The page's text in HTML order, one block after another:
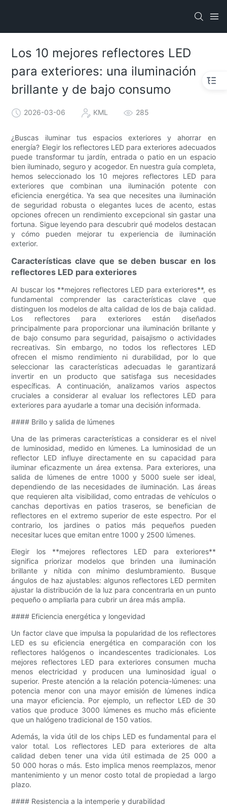
Los 10 mejores reflectores LED
para exteriores: una iluminación
brillante y de bajo consumo
2026-03-06 KML 285
¿Buscas iluminar tus espacios exteriores y ahorrar en
energía? Elegir los reflectores LED para exteriores adecuados
puede transformar tu jardín, entrada o patio en un espacio
bien iluminado, seguro y acogedor. En nuestra guía completa,
hemos seleccionado los 10 mejores reflectores LED para
exteriores que combinan una iluminación potente con
eficiencia energética. Ya sea que necesites una iluminación
de seguridad robusta o elegantes luces de acento, estas
opciones ofrecen un rendimiento excepcional sin gastar una
fortuna. Sigue leyendo para descubrir qué modelos destacan
y cómo pueden mejorar tu experiencia de iluminación
exterior.
Características clave que se deben buscar en los
reflectores LED para exteriores
Al buscar los **mejores reflectores LED para exteriores**, es
fundamental comprender las características clave que
distinguen los modelos de alta calidad de los de baja calidad.
Los reflectores para exteriores están diseñados
principalmente para proporcionar una iluminación brillante y
de bajo consumo para seguridad, paisajismo o actividades
recreativas. Sin embargo, no todos los reflectores LED
ofrecen el mismo rendimiento ni durabilidad, por lo que
seleccionar las características adecuadas le garantizará
invertir en un producto que satisfaga sus necesidades
específicas. A continuación, analizamos varios aspectos
cruciales a considerar al evaluar los reflectores LED para
exteriores para ayudarle a tomar una decisión informada.
#### Brillo y salida de lúmenes
Una de las primeras características a considerar es el nivel
de luminosidad, medido en lúmenes. La luminosidad de un
reflector LED influye directamente en su capacidad para
iluminar eficazmente un área extensa. Para exteriores, una
salida de lúmenes de entre 1000 y 5000 suele ser ideal,
dependiendo de las necesidades de iluminación. Las áreas
que requieren alta visibilidad, como entradas de vehículos o
canchas deportivas en patios traseros, se benefician de
reflectores en el extremo superior de este espectro. Por el
contrario, los jardines o patios más pequeños pueden
necesitar luces que emitan entre 1000 y 2500 lúmenes.
Elegir los **mejores reflectores LED para exteriores**
significa priorizar modelos que brinden una iluminación
brillante y nítida con mínimo deslumbramiento. Busque
ángulos de haz ajustables: algunos reflectores LED permiten
ajustar la distribución de la luz para concentrarla en un punto
pequeño o ampliarla para cubrir un área más amplia.
#### Eficiencia energética y longevidad
Un factor clave que impulsa la popularidad de los reflectores
LED es su eficiencia energética en comparación con los
reflectores halógenos o incandescentes tradicionales. Los
mejores reflectores LED para exteriores consumen mucha
menos electricidad y producen una luminosidad igual o
superior. Preste atención a la relación potencia-lúmenes: una
potencia menor con una mayor emisión de lúmenes indica
una mayor eficiencia. Por ejemplo, un reflector LED de 30
vatios que produce 3000 lúmenes es mucho más eficiente
que un halógeno tradicional de 150 vatios.
Además, la vida útil de los chips LED es fundamental para el
valor total. Los reflectores LED para exteriores de alta
calidad deben tener una vida útil estimada de 25 000 a
50 000 horas o más. Esto implica menos reemplazos, menor
mantenimiento y un menor costo total de propiedad a largo
plazo.
#### Resistencia a la intemperie y durabilidad